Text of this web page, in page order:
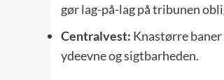
gør lag-på-lag på tribunen
Centralvest: Knastørre
ydeevne og sigtbarheden.